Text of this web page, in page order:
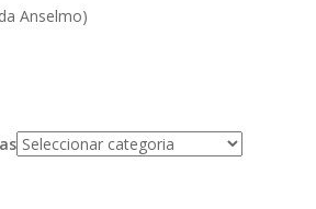
Anselmo)